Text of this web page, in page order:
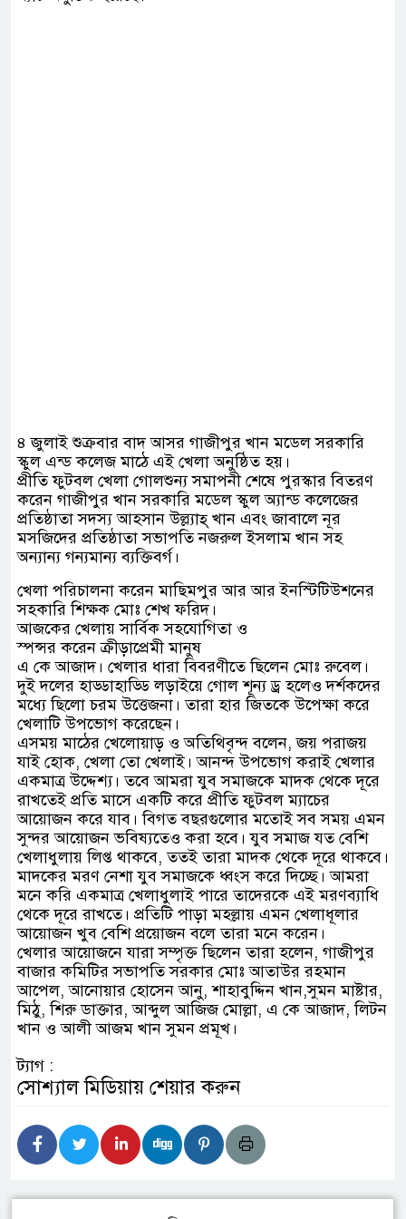
৪ জুলাই শুক্রবার বাদ আসর গাজীপুর খান মডেল সরকারি
স্কুল এন্ড কলেজ মাঠে এই খেলা অনুষ্ঠিত হয়।
প্রীতি ফুটবল খেলা গোলশুন্য সমাপনী শেষে পুরস্কার বিতরণ
করেন গাজীপুর খান সরকারি মডেল স্কুল অ্যান্ড কলেজের
প্রতিষ্ঠাতা সদস্য আহসান উল্ল্যাহ্ খান এবং জাবালে নূর
মসজিদের প্রতিষ্ঠাতা সভাপতি নজরুল ইসলাম খান সহ
অন্যান্য গন্যমান্য ব্যক্তিবর্গ।
খেলা পরিচালনা করেন মাছিমপুর আর আর ইনস্টিটিউশনের
সহকারি শিক্ষক মোঃ শেখ ফরিদ।
আজকের খেলায় সার্বিক সহযোগিতা ও
স্পন্সর করেন ক্রীড়াপ্রেমী মানুষ
এ কে আজাদ। খেলার ধারা বিবরণীতে ছিলেন মোঃ রুবেল।
দুই দলের হাড্ডাহাড্ডি লড়াইয়ে গোল শূন্য ড্র হলেও দর্শকদের
মধ্যে ছিলো চরম উত্তেজনা। তারা হার জিতকে উপেক্ষা করে
খেলাটি উপভোগ করেছেন।
এসময় মাঠের খেলোয়াড় ও অতিথিবৃন্দ বলেন, জয় পরাজয়
যাই হোক, খেলা তো খেলাই। আনন্দ উপভোগ করাই খেলার
একমাত্র উদ্দেশ্য। তবে আমরা যুব সমাজকে মাদক থেকে দূরে
রাখতেই প্রতি মাসে একটি করে প্রীতি ফুটবল ম্যাচের
আয়োজন করে যাব। বিগত বছরগুলোর মতোই সব সময় এমন
সুন্দর আয়োজন ভবিষ্যতেও করা হবে। যুব সমাজ যত বেশি
খেলাধুলায় লিপ্ত থাকবে, ততই তারা মাদক থেকে দূরে থাকবে।
মাদকের মরণ নেশা যুব সমাজকে ধ্বংস করে দিচ্ছে। আমরা
মনে করি একমাত্র খেলাধুলাই পারে তাদেরকে এই মরণব্যাধি
থেকে দূরে রাখতে। প্রতিটি পাড়া মহল্লায় এমন খেলাধূলার
আয়োজন খুব বেশি প্রয়োজন বলে তারা মনে করেন।
খেলার আয়োজনে যারা সম্পৃক্ত ছিলেন তারা হলেন, গাজীপুর
বাজার কমিটির সভাপতি সরকার মোঃ আতাউর রহমান
আপেল, আনোয়ার হোসেন আনু, শাহাবুদ্দিন খান,সুমন মাষ্টার,
মিঠু, শিরু ডাক্তার, আব্দুল আজিজ মোল্লা, এ কে আজাদ, লিটন
খান ও আলী আজম খান সুমন প্রমূখ।
ট্যাগ :
সোশ্যাল মিডিয়ায় শেয়ার করুন